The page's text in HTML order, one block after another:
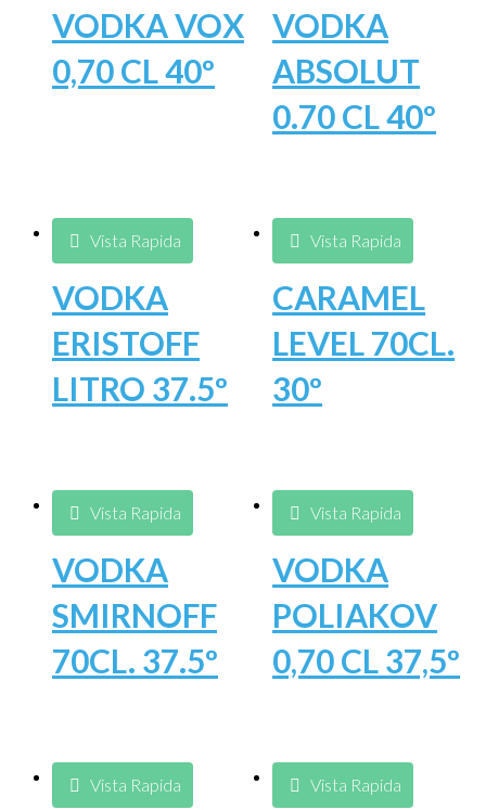
VODKA VOX
0,70 CL 40º
VODKA
ABSOLUT
0.70 CL 40º
Vista Rapida
VODKA
ERISTOFF
LITRO 37.5º
Vista Rapida
CARAMEL
LEVEL 70CL.
30º
Vista Rapida
VODKA
SMIRNOFF
70CL. 37.5º
Vista Rapida
VODKA
POLIAKOV
0,70 CL 37,5º
Vista Rapida Vista Rapida